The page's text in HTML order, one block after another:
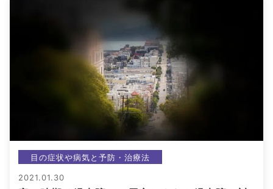
目の症状や病気と予防・治療法
2021.01.30